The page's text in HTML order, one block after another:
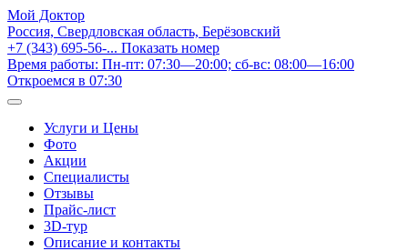
Мой Доктор
Россия, Свердловская область, Берёзовский
+7 (343) 695-56-... Показать номер
Время работы: Пн-пт: 07:30—20:00; сб-вс: 08:00—16:00
Откроемся в 07:30
Услуги и Цены
Фото
Акции
Специалисты
Отзывы
Прайс-лист
3D-тур
Описание и контакты